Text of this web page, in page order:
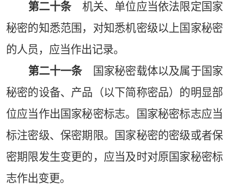
第二十条机关、单位应当依法限定国家
秘密的知悉范围，对知悉机密级以上国家秘密
的人员，应当作出记录。
第二十一条国家秘密载体以及属于国家
秘密的设备、产品（以下简称密品）的明显部
位应当作出国家秘密标志。国家秘密标志应当
标注密级、保密期限。国家秘密的密级或者保
密期限发生变更的，应当及时对原国家秘密标
志作出变更。